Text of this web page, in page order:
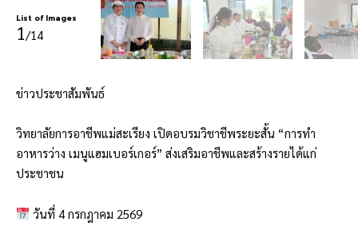
List of Images
1/14
ข่าวประชาสัมพันธ์
วิทยาลัยการอาชีพแม่สะเรียง เปิดอบรมวิชาชีพระยะสั้น “การทำ
อาหารว่าง เมนูแฮมเบอร์เกอร์” ส่งเสริมอาชีพและสร้างรายได้แก่
ประชาชน
วันที่ 4 กรกฎาคม 2569